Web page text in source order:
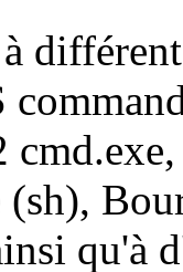
(sh),
qu'à